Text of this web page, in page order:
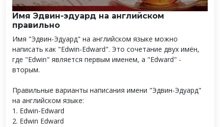
Имя Эдвин-эдуард на английском
правильно
Имя "Эдвин-Эдуард" на английском языке можно
написать как "Edwin-Edward". Это сочетание двух имён,
где "Edwin" является первым именем, а "Edward" -
вторым.
Правильные варианты написания имени "Эдвин-Эдуард"
на английском языке:
1. Edwin-Edward
2. Edwin Edward